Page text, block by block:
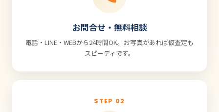
お問合せ・無料相談
電話・LINE・WEBから24時間OK。お写真があれば仮査定も
スピーディです。
STEP 02